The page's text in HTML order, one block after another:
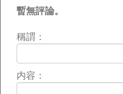
暫無評論。
稱謂：
内容：